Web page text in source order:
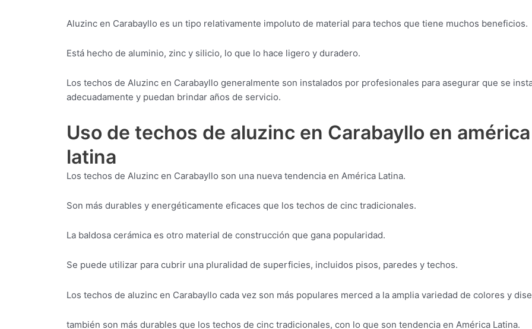
Aluzinc en Carabayllo es un tipo relativamente impoluto de material para techos que tiene muchos beneficios.
Está hecho de aluminio, zinc y silicio, lo que lo hace ligero y duradero.
Los techos de Aluzinc en Carabayllo generalmente son instalados por profesionales para asegurar que se
adecuadamente y puedan brindar años de servicio.
Uso de techos de aluzinc en Carabayllo en américa
latina
Los techos de Aluzinc en Carabayllo son una nueva tendencia en América Latina.
Son más durables y energéticamente eficaces que los techos de cinc tradicionales.
La baldosa cerámica es otro material de construcción que gana popularidad.
Se puede utilizar para cubrir una pluralidad de superficies, incluidos pisos, paredes y techos.
Los techos de aluzinc en Carabayllo cada vez son más populares merced a la amplia variedad de colores y
también son más durables que los techos de cinc tradicionales, con lo que son tendencia en América Latina.